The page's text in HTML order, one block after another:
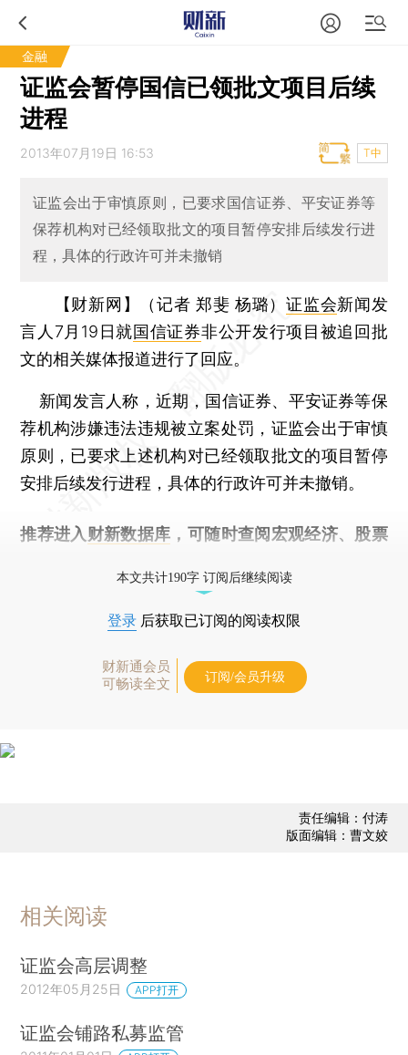
金融
证监会暂停国信已领批文项目后续
进程
2013年07月19日 16:53 T中
证监会出于审慎原则，已要求国信证券、平安证券等
保荐机构对已经领取批文的项目暂停安排后续发行进
程，具体的行政许可并未撤销
【财新网】（记者 郑斐 杨璐）证监会新闻发
言人7月19日就国信证券非公开发行项目被追回批
文的相关媒体报道进行了回应。
新闻发言人称，近期，国信证券、平安证券等保
荐机构涉嫌违法违规被立案处罚，证监会出于审慎
原则，已要求上述机构对已经领取批文的项目暂停
安排后续发行进程，具体的行政许可并未撤销。
推荐进入 财新数据库 ，可随时查阅宏观经济、股票
本文共计190字 订阅后继续阅读
登录 后获取已订阅的阅读权限
财新通会员
可畅读全文
订阅/会员升级
责任编辑：付涛
版面编辑：曹文姣
相关阅读
证监会高层调整
2012年05月25日 APP打开
证监会铺路私募监管